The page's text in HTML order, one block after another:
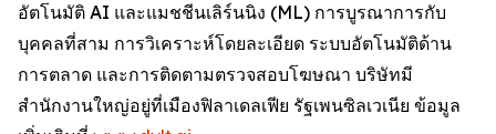
อัตโนมัติ AI และแมชชีนเลิร์นนิง (ML) การบูรณาการกับ
บุคคลที่สาม การวิเคราะห์โดยละเอียด ระบบอัตโนมัติด้าน
การตลาด และการติดตามตรวจสอบโฆษณา บริษัทมี
สำนักงานใหญ่อยู่ที่เมืองฟิลาเดลเฟีย รัฐเพนซิลเวเนีย ข้อมูล